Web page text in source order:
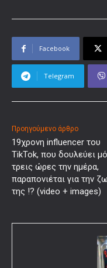
Facebook
Telegram
Προηγούμενο άρθρο
19χρονη influencer του
TikTok, που δουλεύει
τρεις ώρες την ημέρα,
παραπονιέται για την
της !? (video + images)